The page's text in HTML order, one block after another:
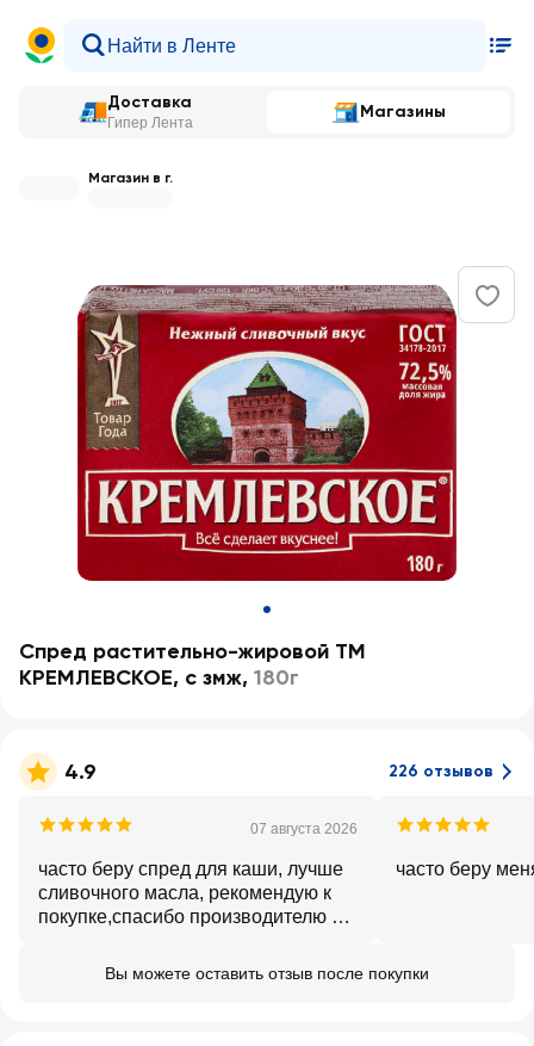
Доставка
Гипер Лента
Магазины
Магазин в г.
Спред растительно-жировой ТМ
КРЕМЛЕВСКОЕ, с змж, 180г
4.9 226 отзывов
07 августа 2026
часто беру спред для каши, лучше
сливочного масла, рекомендую к
покупке,спасибо производителю и
часто беру
Вы можете оставить отзыв после покупки